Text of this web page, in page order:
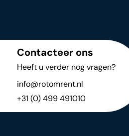
Contacteer ons
Heeft u verder nog vragen?
info@rotomrent.nl
+31 (0) 499 491010